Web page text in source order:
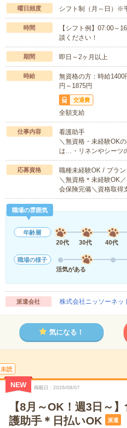
曜日頻度 シフト制（月～日）※
時間
【シフト例】07:00～
談ください！
期間 即日～2ヶ月以上
時給
無資格の方：時給
円～1875円
交通費
全額支給
仕事内容
看護助手
＼無資格・未経験OK
は…・リネンやシーツ
応募資格
職種未経験OK / ブラ
＼無資格＊未経験OK
会保険完備＼資格取
職場の雰囲気
年齢層
20代
30代 40代
職場の様子
活気がある
派遣会社 株式会社ニッソーネッ
気になる！
未読
NEW 掲載日 2026/08/07
【8月～OK！週3日～
護助手＊日払いOK
派遣